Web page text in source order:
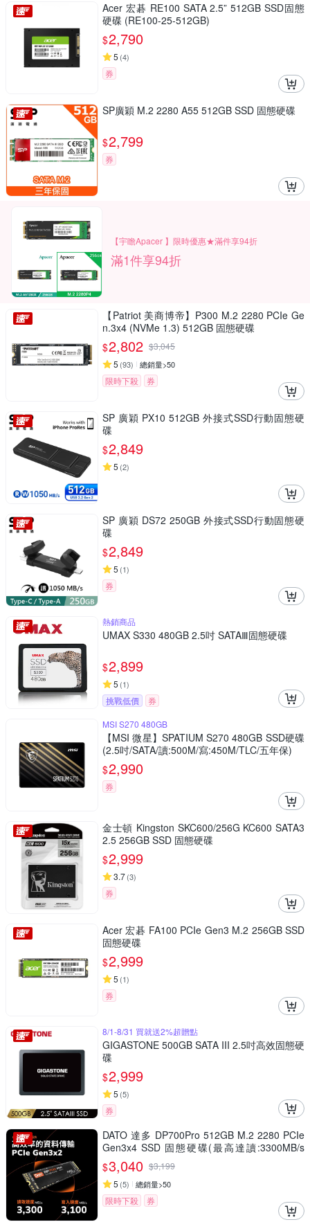
Acer 宏碁 RE100 SATA 2.5” 512GB SSD固態
硬碟 (RE100-25-512GB)
$2,790
5 (4)
券
SP廣穎 M.2 2280 A55 512GB SSD 固態硬碟
$2,799
券
【宇瞻Apacer 】限時優惠★滿件享94折
滿1件享94折
【Patriot 美商博帝】P300 M.2 2280 PCIe Ge
n.3x4 (NVMe 1.3) 512GB 固態硬碟
$2,802 $3,045
5 (93) 總銷量>50
限時下殺 券
SP 廣穎 PX10 512GB 外接式SSD行動固態硬
碟
$2,849
5 (2)
SP 廣穎 DS72 250GB 外接式SSD行動固態硬
碟
$2,849
5 (1)
券
熱銷商品
UMAX S330 480GB 2.5吋 SATAⅢ固態硬碟
$2,899
5 (1)
挑戰低價
券
MSI S270 480GB
【MSI 微星】SPATIUM S270 480GB SSD硬碟
(2.5吋/SATA/讀:500M/寫:450M/TLC/五年保)
$2,990
券
金士頓 Kingston SKC600/256G KC600 SATA3
2.5 256GB SSD 固態硬碟
$2,999
3.7(3)
券
Acer 宏碁 FA100 PCIe Gen3 M.2 256GB SSD
固態硬碟
$2,999
5 (1)
券
8/1-8/31 買就送2%超贈點
GIGASTONE 500GB SATA III 2.5吋高效固態硬
碟
$2,999
5 (5)
券
DATO 達多 DP700Pro 512GB M.2 2280 PCIe
Gen3x4 SSD 固態硬碟(最高達讀:3300MB/s
寫:3100MB/s)
$3,040 $3,199
5 (5) 總銷量>50
限時下殺 券